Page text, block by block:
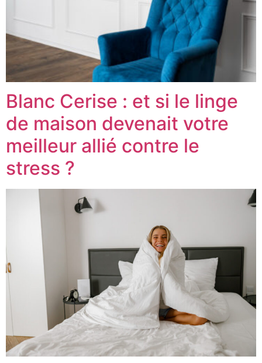
Blanc Cerise : et si le linge
de maison devenait votre
meilleur allié contre le
stress ?